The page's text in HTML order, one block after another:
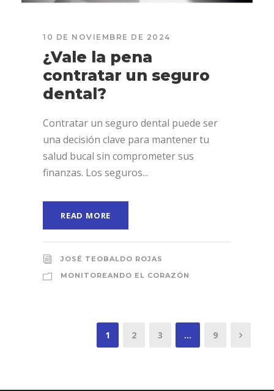
10 DE NOVIEMBRE DE 2024
¿Vale la pena
contratar un seguro
dental?
Contratar un seguro dental puede ser
una decisión clave para mantener tu
salud bucal sin comprometer sus
finanzas. Los seguros...
READ MORE
JOSÉ TEOBALDO ROJAS
MONITOREANDO EL CORAZÓN
1 2 3 … 9